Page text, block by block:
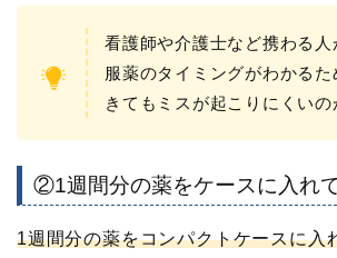
看護師や介護士など携わる人
服薬のタイミングがわかる
きてもミスが起こりにくいの
②1週間分の薬をケースに入れ
1週間分の薬をコンパクトケースに入